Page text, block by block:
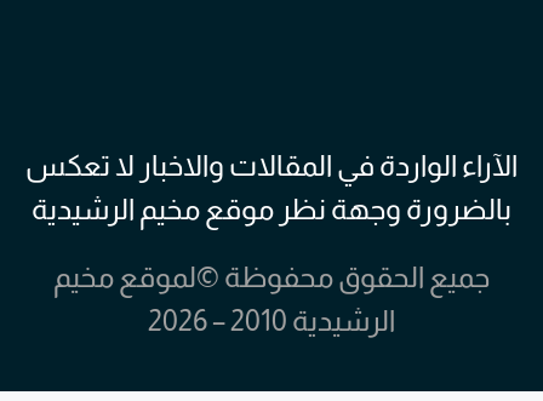
الآراء الواردة في المقالات والاخبار لا تعكس
بالضرورة وجهة نظر موقع مخيم الرشيدية
جميع الحقوق محفوظة ©لموقع مخيم
الرشيدية 2010 – 2026